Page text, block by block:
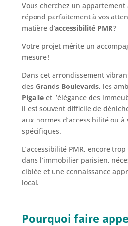
Vous cherchez un appartement
répond parfaitement à vos
matière d’accessibilité PMR?
Votre projet mérite un
mesure !
Dans cet arrondissement
des Grands Boulevards, les
Pigalleet l’élégance des
il est souvent difficile de
aux normes d’accessibilité ou à
spécifiques.
L’accessibilité PMR, encore
dans l’immobilier parisien,
ciblée et une connaissance
local.
Pourquoi faire